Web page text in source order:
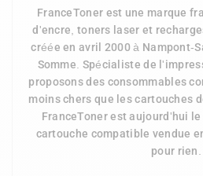
FranceToner est une marque
d'encre, toners laser et
créée en avril 2000 à Nampont-
Somme. Spécialiste de
proposons des consommables
moins chers que les cartouches
FranceToner est aujourd'hui
cartouche compatible vendue
pour rien.